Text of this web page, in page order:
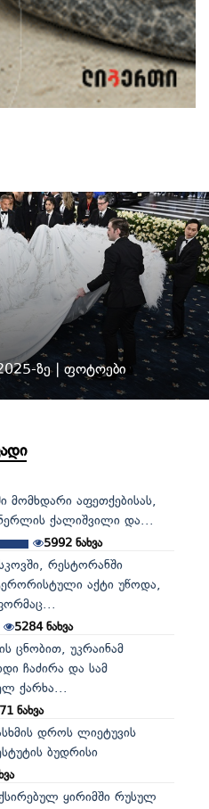
ზე | ფოტოები
მომხდარი აფეთქებისას,
ქალიშვილი და...
5992 ნახვა
რესტორანში
აქტი უწოდა,
5284ნახვა
ცნობით, უკრაინამ
ჩაძირა და სამ
ქარხა...
ნახვა
დროს ლიეტუვის
ბუდრისი
ყირიმში რუსულ